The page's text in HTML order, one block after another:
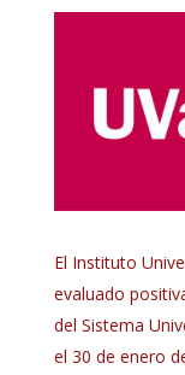
El Instituto
evaluado
del Sistema
el 30 de enero